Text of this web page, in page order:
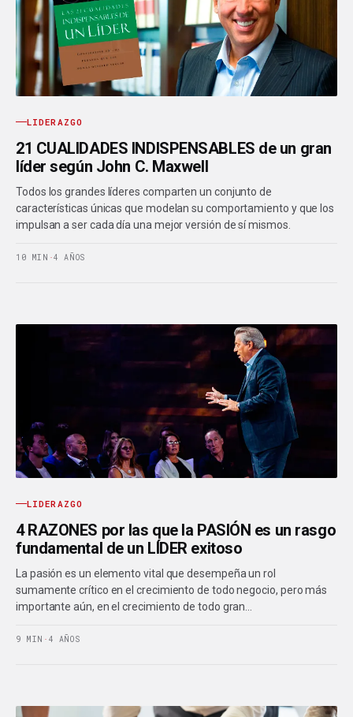
LIDERAZGO
21 CUALIDADES INDISPENSABLES de un gran
líder según John C. Maxwell
Todos los grandes líderes comparten un conjunto de
características únicas que modelan su comportamiento y que los
impulsan a ser cada día una mejor versión de sí mismos.
10 MIN ·4 AÑOS
LIDERAZGO
4 RAZONES por las que la PASIÓN es un rasgo
fundamental de un LÍDER exitoso
La pasión es un elemento vital que desempeña un rol
sumamente crítico en el crecimiento de todo negocio, pero más
importante aún, en el crecimiento de todo gran…
9 MIN · 4 AÑOS